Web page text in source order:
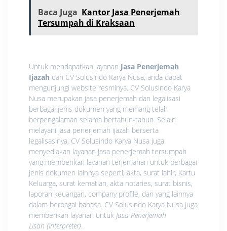
Baca Juga Kantor Jasa Penerjemah
Tersumpah di Kraksaan
Untuk mendapatkan layanan Jasa Penerjemah
Ijazah dari CV Solusindo Karya Nusa, anda dapat
mengunjungi website resminya. CV Solusindo Karya
Nusa merupakan jasa penerjemah dan legalisasi
berbagai jenis dokumen yang memang telah
berpengalaman selama bertahun-tahun. Selain
melayani jasa penerjemah ijazah berserta
legalisasinya, CV Solusindo Karya Nusa juga
menyediakan layanan jasa penerjemah tersumpah
yang memberikan layanan terjemahan untuk berbagai
jenis dokumen lainnya seperti; akta, surat lahir, Kartu
Keluarga, surat kematian, akta notaries, surat bisnis,
laporan keuangan, company profile, dan yang lainnya
dalam berbagai bahasa. CV Solusindo Karya Nusa juga
memberikan layanan untuk Jasa Penerjemah
Lisan (Interpreter).